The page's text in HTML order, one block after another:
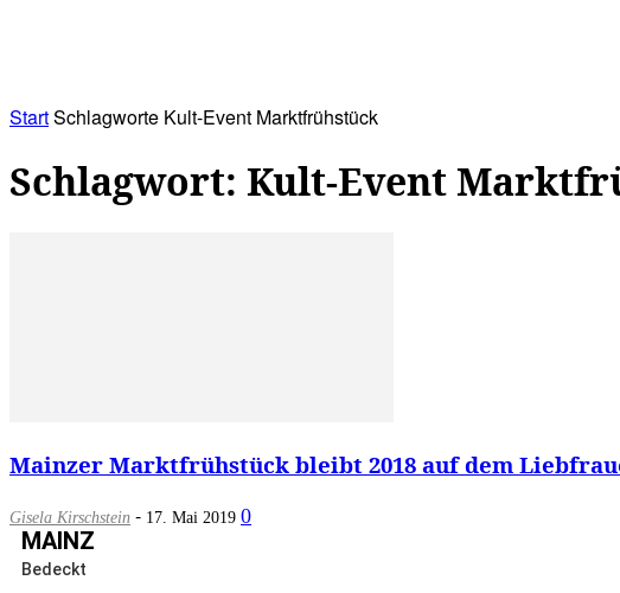
StartSchlagworte Kult-Event Marktfrühstück
Schlagwort: Kult-Event
Mainzer Marktfrühstück bleibt 2018 auf dem
Gisela Kirschstein - 17. Mai 2019 0
MAINZ
Bedeckt